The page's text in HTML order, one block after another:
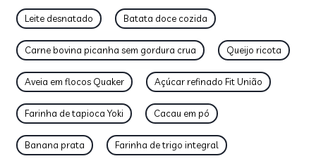
Leite desnatado Batata doce cozida
Carne bovina picanha sem gordura crua Queijo ricota
Aveia em flocos Quaker Açúcar refinado Fit União
Farinha de tapioca Yoki Cacau em pó
Banana prata Farinha de trigo integral